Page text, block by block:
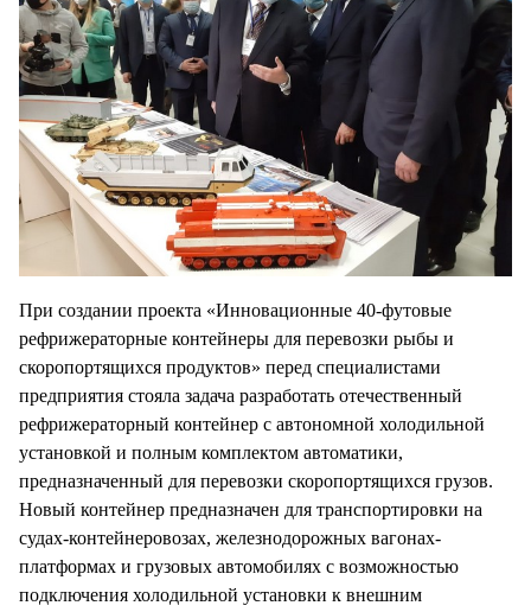
При создании проекта «Инновационные 40-футовые
рефрижераторные контейнеры для перевозки рыбы и
скоропортящихся продуктов» перед специалистами
предприятия стояла задача разработать отечественный
рефрижераторный контейнер с автономной холодильной
установкой и полным комплектом автоматики,
предназначенный для перевозки скоропортящихся грузов.
Новый контейнер предназначен для транспортировки на
судах-контейнеровозах, железнодорожных вагонах-
платформах и грузовых автомобилях с возможностью
подключения холодильной установки к внешним